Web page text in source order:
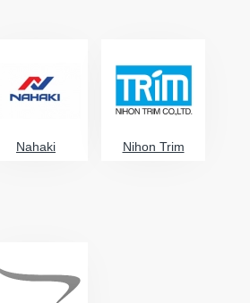
Nahaki Nihon Trim